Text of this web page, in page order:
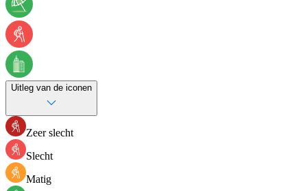
Uitleg van de iconen
Zeer slecht
Slecht
Matig